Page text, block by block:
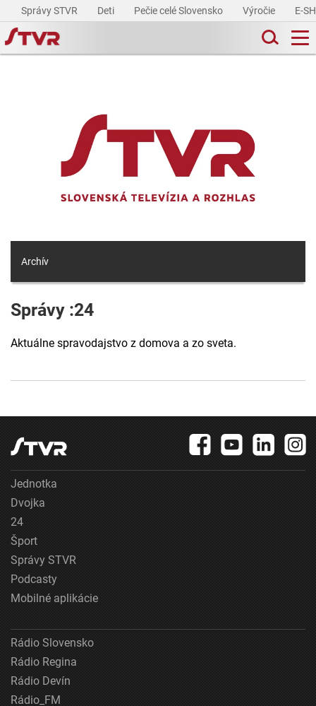
Správy STVR Deti Pečie celé Slovensko Výročie E-
Archív
Správy :24
Aktuálne spravodajstvo z domova a zo sveta.
Jednotka
Dvojka
24
Šport
Správy STVR
Podcasty
Mobilné aplikácie
Rádio Slovensko
Rádio Regina
Rádio Devín
Rádio_FM